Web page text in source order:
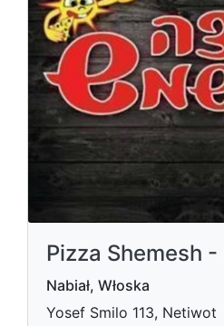
Pizza Shemesh
Nabiał, Włoska
Yosef Smilo 113, Netiwot